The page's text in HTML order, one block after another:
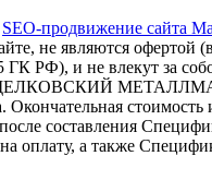
SEO-продвижение сайта
не являются офертой (в
ГК РФ), и не влекут за
стоимость
составления
оплату, а также